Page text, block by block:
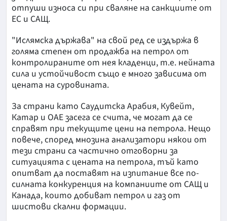
отпуши износа си при сваляне на санкциите от
ЕС и САЩ.
"Ислямска държава" на свой ред се издържа в
голяма степен от продажба на петрол от
контролираните от нея кладенци, т.е. нейната
сила и устойчивост също е много зависима от
цената на суровината.
За страни като Саудитска Арабия, Кувейт,
Катар и ОАЕ засега се счита, че могат да се
справят при текущите цени на петрола. Нещо
повече, според мнозина анализатори някои от
тези страни са частично отговорни за
ситуацията с цената на петрола, тъй като
опитват да поставят на изпитание все по-
силната конкуренция на компаниите от САЩ и
Канада, които добиват петрол и газ от
шистови скални формации.